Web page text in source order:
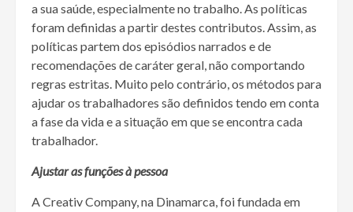
a sua saúde, especialmente no trabalho. As políticas
foram definidas a partir destes contributos. Assim, as
políticas partem dos episódios narrados e de
recomendações de caráter geral, não comportando
regras estritas. Muito pelo contrário, os métodos para
ajudar os trabalhadores são definidos tendo em conta
a fase da vida e a situação em que se encontra cada
trabalhador.
Ajustar as funções à pessoa
A Creativ Company, na Dinamarca, foi fundada em